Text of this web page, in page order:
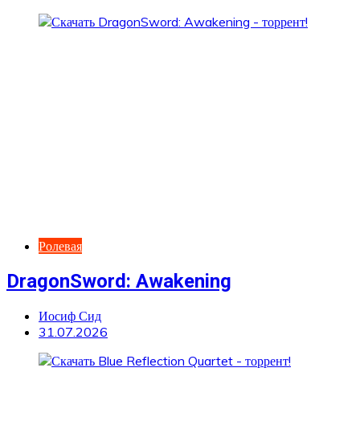
Ролевая
DragonSword: Awakening
Иосиф Сид
31.07.2026